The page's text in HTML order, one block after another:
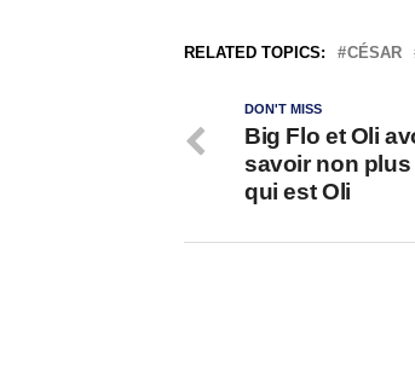
RELATED TOPICS: CÉSAR
DON'T MISS
Big Flo et Oli
savoir non
qui est Oli